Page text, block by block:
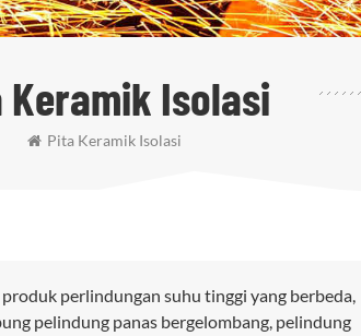
Keramik Isolasi
Pita Keramik Isolasi
perlindungan suhu tinggi yang berbeda,
pelindung panas bergelombang, pelindung